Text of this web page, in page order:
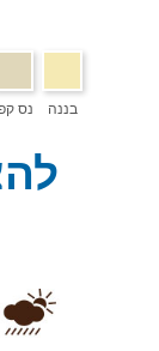
בננה נס